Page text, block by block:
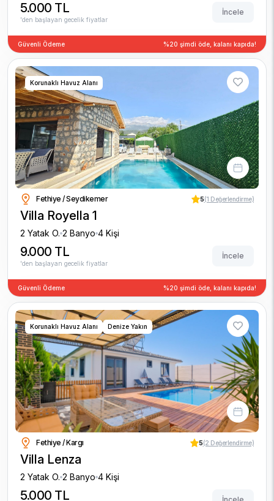
5.000 TL
'den başlayan gecelik fiyatlar
İncele
Güvenli Ödeme %20 şimdi öde, kalanı kapıda!
Korunaklı Havuz Alanı
Fethiye / Seydikemer 5(1 Değerlendirme)
Villa Royella 1
2 Yatak O. 2 Banyo 4 Kişi
9.000 TL
'den başlayan gecelik fiyatlar
İncele
Güvenli Ödeme %20 şimdi öde, kalanı kapıda!
Korunaklı Havuz Alanı Denize Yakın
Fethiye / Kargı 5(2 Değerlendirme)
Villa Lenza
2 Yatak O. 2 Banyo 4 Kişi
5.000 TL İncele